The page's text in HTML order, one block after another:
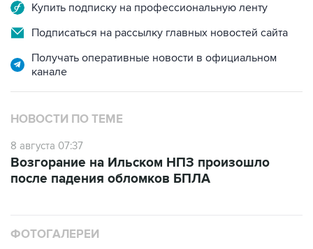
Купить подписку на профессиональную ленту
Подписаться на рассылку главных новостей сайта
Получать оперативные новости в официальном
канале
НОВОСТИ ПО ТЕМЕ
8 августа 07:37
Возгорание на Ильском НПЗ произошло
после падения обломков БПЛА
ФОТОГАЛЕРЕИ